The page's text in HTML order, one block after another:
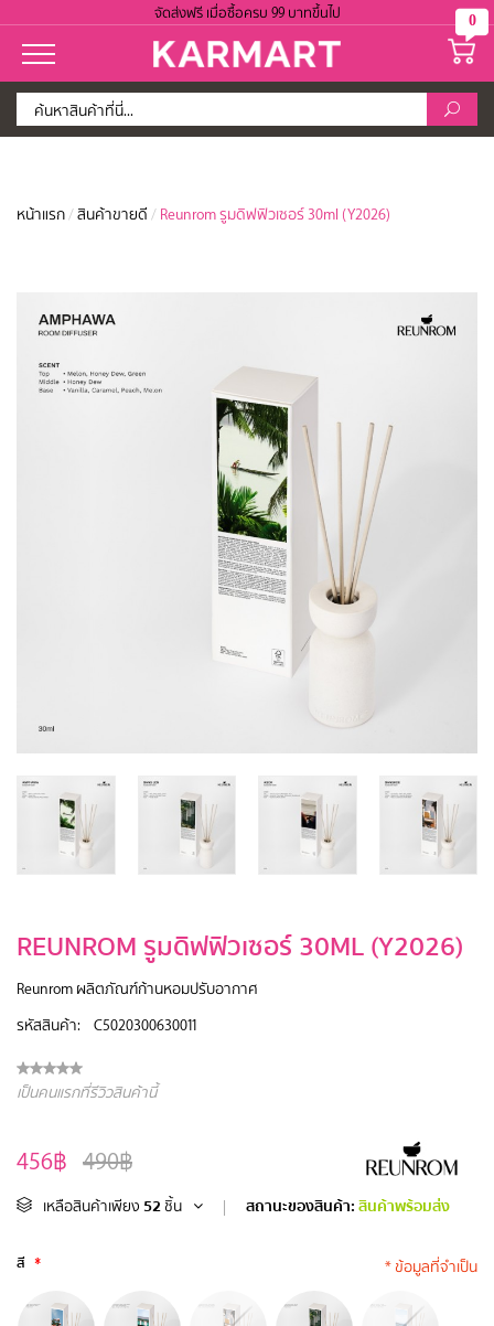
จัดส่งฟรี เมื่อซื้อครบ 99 บาทขึ้นไป 0
หน้าแรก /สินค้าขายดี / Reunrom รูมดิฟฟิวเซอร์ 30ml (Y2026)
REUNROM รูมดิฟฟิวเซอร์ 30ML (Y2026)
Reunrom ผลิตภัณฑ์ก้านหอมปรับอากาศ
รหัสสินค้า:
C5020300630011
เป็นคนแรกที่รีวิวสินค้านี้
490฿
456฿
เหลือสินค้าเพียง 52 ชิ้น | สถานะของสินค้า:สินค้าพร้อมส่ง
สี * * ข้อมูลที่จำเป็น